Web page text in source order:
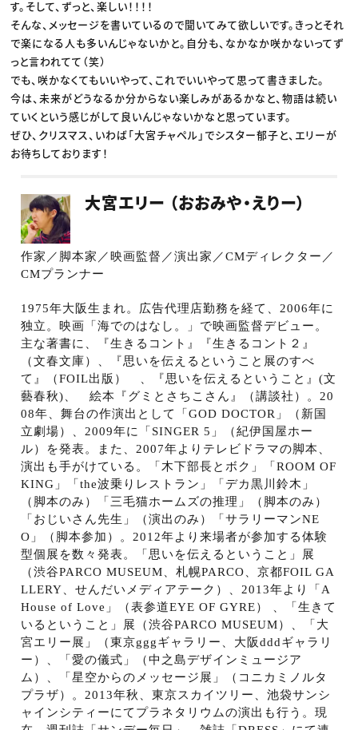
す。そして、ずっと、楽しい！！！！
そんな、メッセージを書いているので聞いてみて欲しいです。きっとそれ
で楽になる人も多いんじゃないかと。自分も、なかなか咲かないってず
っと言われてて（笑）
でも、咲かなくてもいいやって、これでいいやって思って書きました。
今は、未来がどうなるか分からない楽しみがあるかなと、物語は続い
ていくという感じがして良いんじゃないかなと思っています。
ぜひ、クリスマス、いわば「大宮チャペル」でシスター郁子と、エリーが
お待ちしております！
大宮エリー （おおみや・えりー）
作家／脚本家／映画監督／演出家／CMディレクター／
CMプランナー
1975年大阪生まれ。広告代理店勤務を経て、 2006年に
独立。映画「海でのはなし。」で映画監督デビュー。
主な著書に、『生きるコント』『生きるコント２』
（文春文庫）、『思いを伝えるということ展のすべ
て』（FOIL出版） 、『思いを伝えるということ』(文
藝春秋) 、 絵本『グミとさちこさん』（講談社）。 20
08年、舞台の作演出として「GOD DOCTOR 」（新国
立劇場）、 2009年に「 SINGER 5 」（紀伊国屋ホー
ル）を発表。
また、 2007年よりテレビドラマの脚本、
演出も手がけている。「木下部長とボク」「ROOM OF
KING 」「the波乗りレストラン」「デカ黒川鈴木」
（脚本のみ）「三毛猫ホームズの推理」（脚本のみ）
「おじいさん先生」（演出のみ）「サラリーマンNE
O 」（脚本参加）。 2012年より来場者が参加する体験
型個展を数々発表。「思いを伝えるということ」展
（渋谷PARCO MUSEUM 、札幌PARCO 、京都FOIL GA
LLERY 、せんだいメディアテーク）、 2013年より「 A
House of Love 」（表参道EYE OF GYRE） 、「生きて
いるということ」展（渋谷PARCO MUSEUM）、「大
宮エリー展」（東京gggギャラリー、大阪dddギャラリ
ー）、「愛の儀式」（中之島デザインミュージア
ム）、「星空からのメッセージ展」（コニカミノルタ
プラザ）。 2013年秋、東京スカイツリー、池袋サンシ
ャインシティーにてプラネタリウムの演出も行う。現